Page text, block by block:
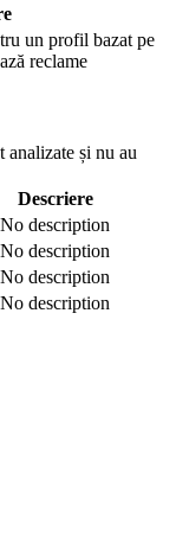
un profil bazat pe
reclame
analizate și nu au
Descriere
No description
No description
No description
No description